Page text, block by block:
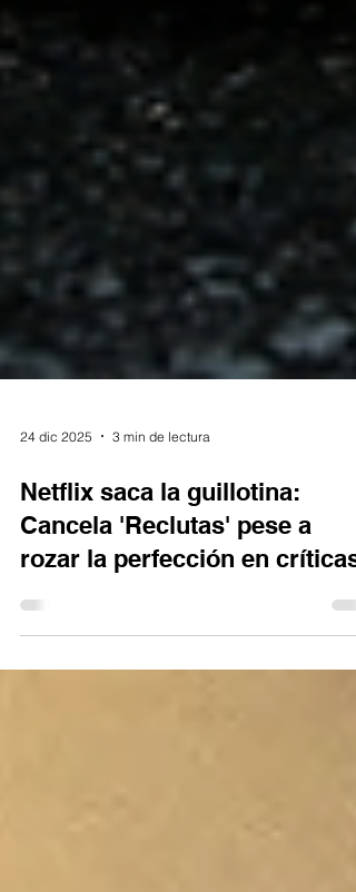
24 dic 2025 3 min de lectura
Netflix saca la guillotina:
Cancela 'Reclutas' pese a
rozar la perfección en críticas